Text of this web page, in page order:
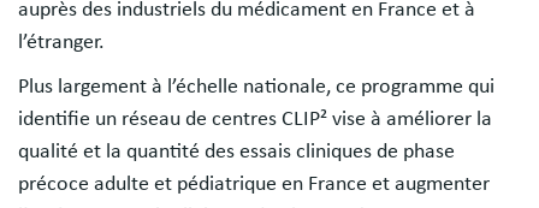
auprès des industriels du médicament en France et à
l’étranger.
Plus largement à l’échelle nationale, ce programme qui
identifie un réseau de centres CLIP² vise à améliorer la
qualité et la quantité des essais cliniques de phase
précoce adulte et pédiatrique en France et augmenter